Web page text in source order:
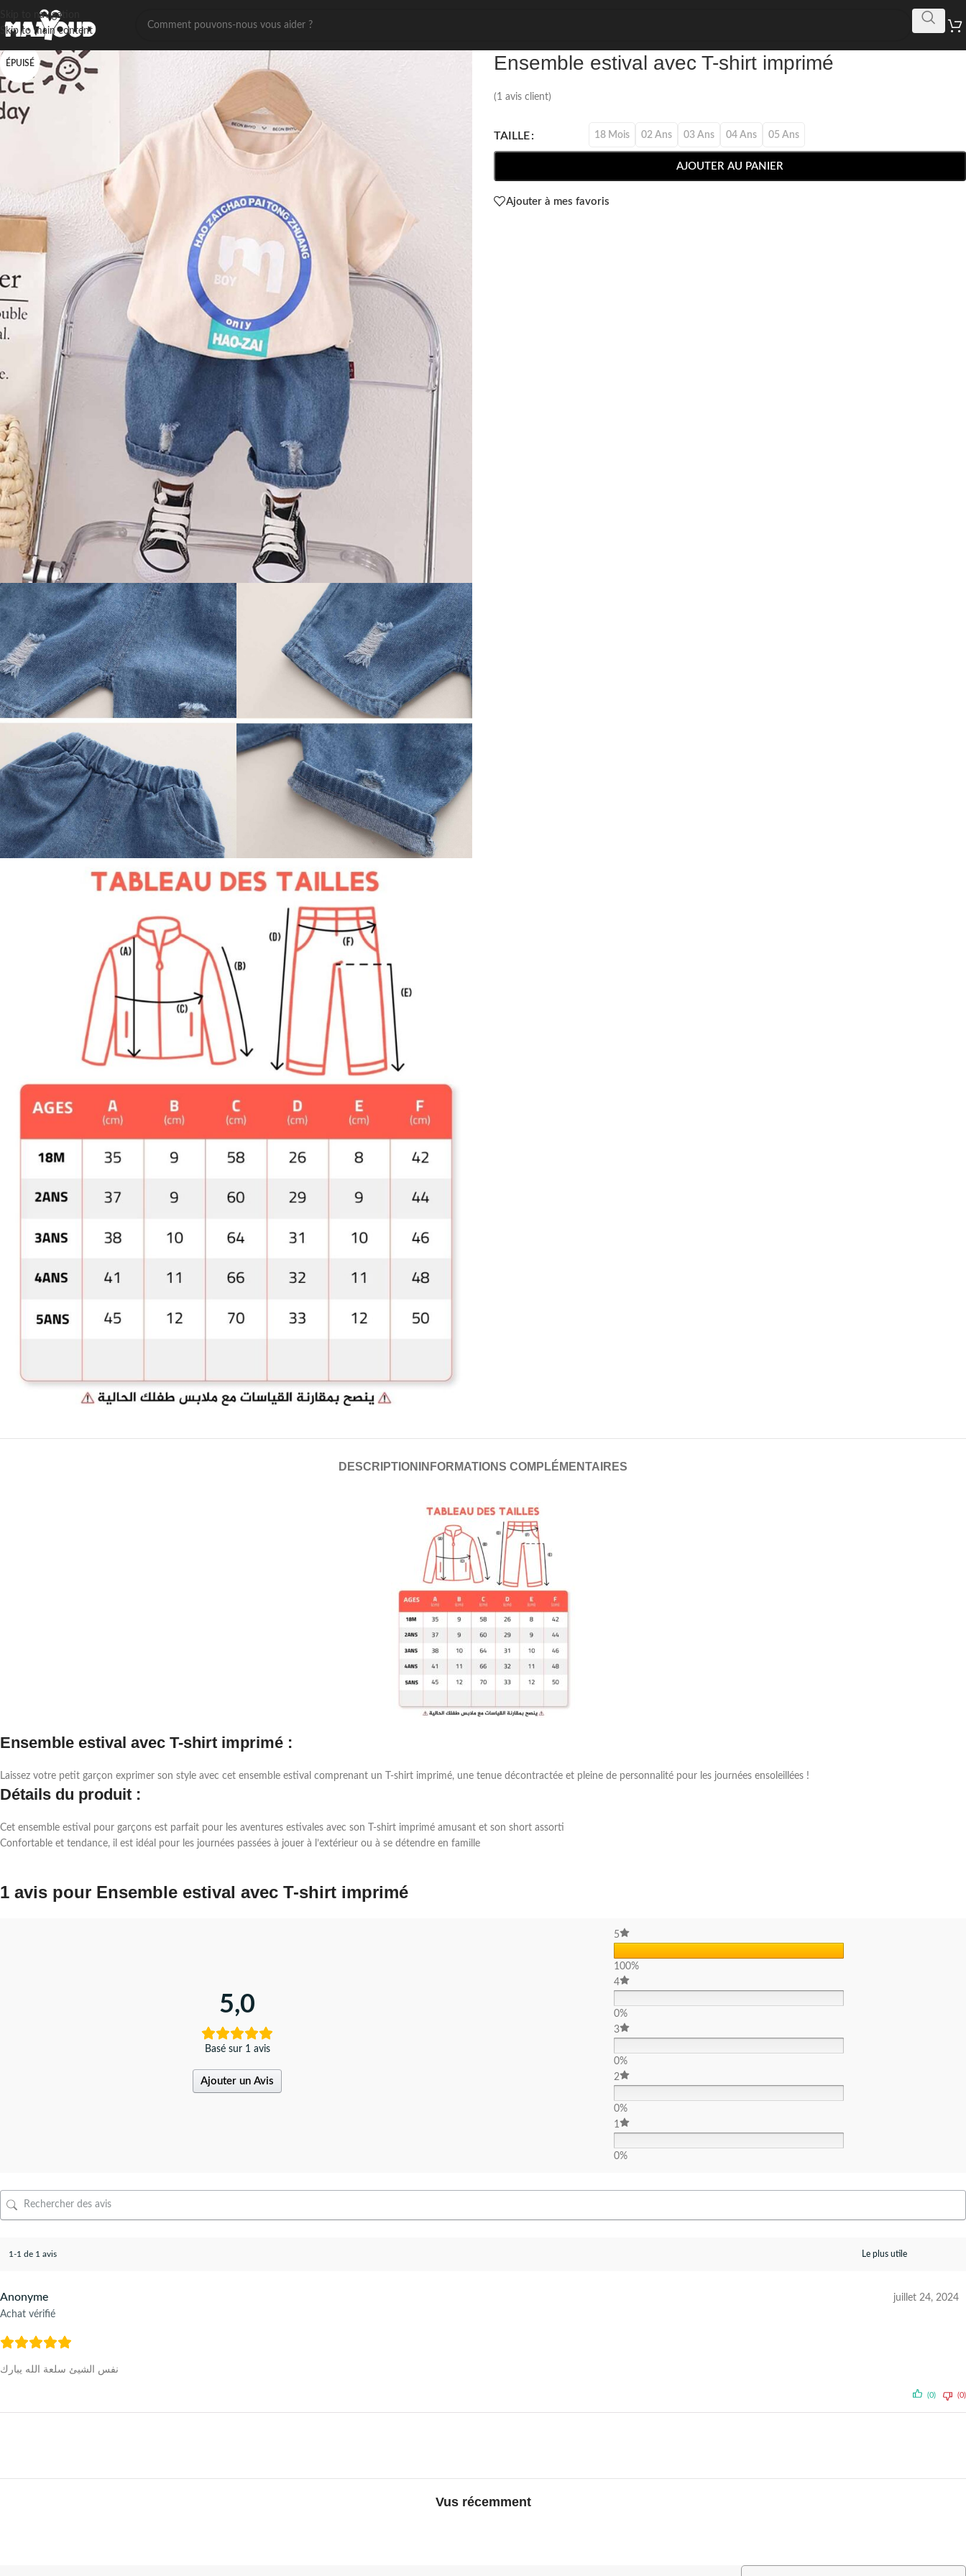
Skip to navigation
Skip to main content
ÉPUISÉ Ensemble estival avec T-shirt imprimé
(1 avis client)
TAILLE 18 Mois 02 Ans 03 Ans 04 Ans 05 Ans
AJOUTER AU PANIER
Ajouter à mes favoris
DESCRIPTION INFORMATIONS COMPLÉMENTAIRES
Ensemble estival avec T-shirt imprimé :
Laissez votre petit garçon exprimer son style avec cet ensemble estival comprenant un T-shirt imprimé, une tenue décontractée et pleine de personnalité pour les journées ensoleillées !
Détails du produit :
Cet ensemble estival pour garçons est parfait pour les aventures estivales avec son T-shirt imprimé amusant et son short assorti
Confortable et tendance, il est idéal pour les journées passées à jouer à l’extérieur ou à se détendre en famille
1 avis pour Ensemble estival avec T-shirt imprimé
5,0
Basé sur 1 avis
Ajouter un Avis
5
100%
4
0%
3
0%
2
0%
1
0%
1-1 de 1 avis
Anonyme
Achat vérifié
juillet 24, 2024
نفس الشيئ سلعة الله يبارك
(0) (0)
Vus récemment